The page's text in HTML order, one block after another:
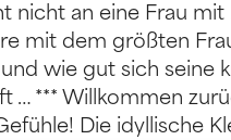
nicht an eine Frau mit
mit dem größten
wie gut sich seine
… *** Willkommen
Die idyllische